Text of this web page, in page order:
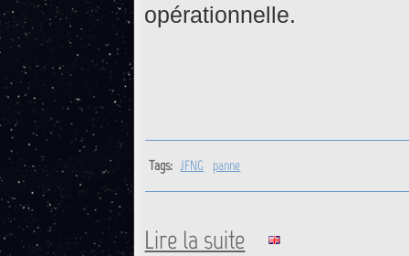
opérationnelle.
Tags: JFNG panne
Lire la suite de JFNG : Station